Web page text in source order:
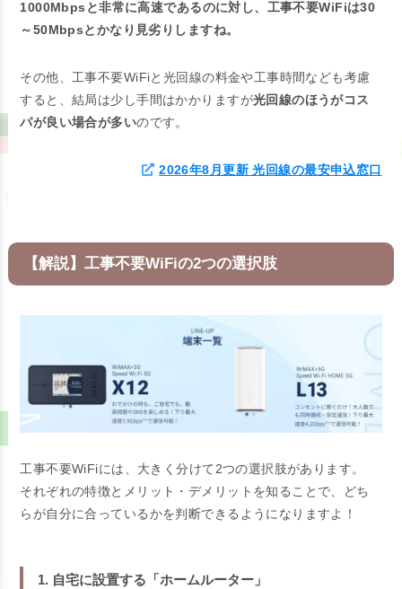
1000Mbpsと非常に高速であるのに対し、工事不要WiFiは30
～50Mbpsとかなり見劣りしますね。
その他、工事不要WiFiと光回線の料金や工事時間なども考慮
すると、結局は少し手間はかかりますが光回線のほうがコス
パが良い場合が多いのです。
2026年8月更新 光回線の最安申込窓口
【解説】工事不要WiFiの2つの選択肢
工事不要WiFiには、大きく分けて2つの選択肢があります。
それぞれの特徴とメリット・デメリットを知ることで、どち
らが自分に合っているかを判断できるようになりますよ！
1. 自宅に設置する「ホームルーター」